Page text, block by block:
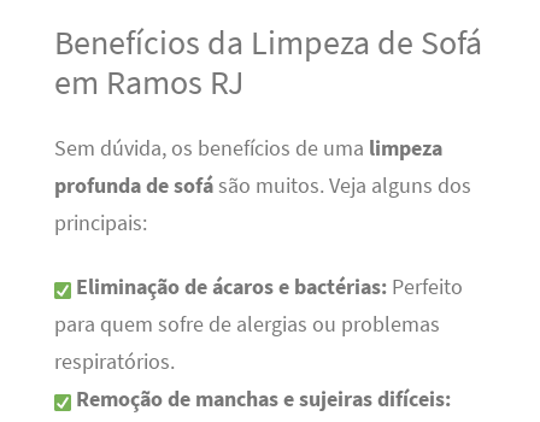
Benefícios da Limpeza de Sofá
em Ramos RJ
Sem dúvida, os benefícios de uma limpeza
profunda de sofásão muitos. Veja alguns dos
principais:
Eliminação de ácaros e bactérias:Perfeito
para quem sofre de alergias ou problemas
respiratórios.
Remoção de manchas e sujeiras difíceis: